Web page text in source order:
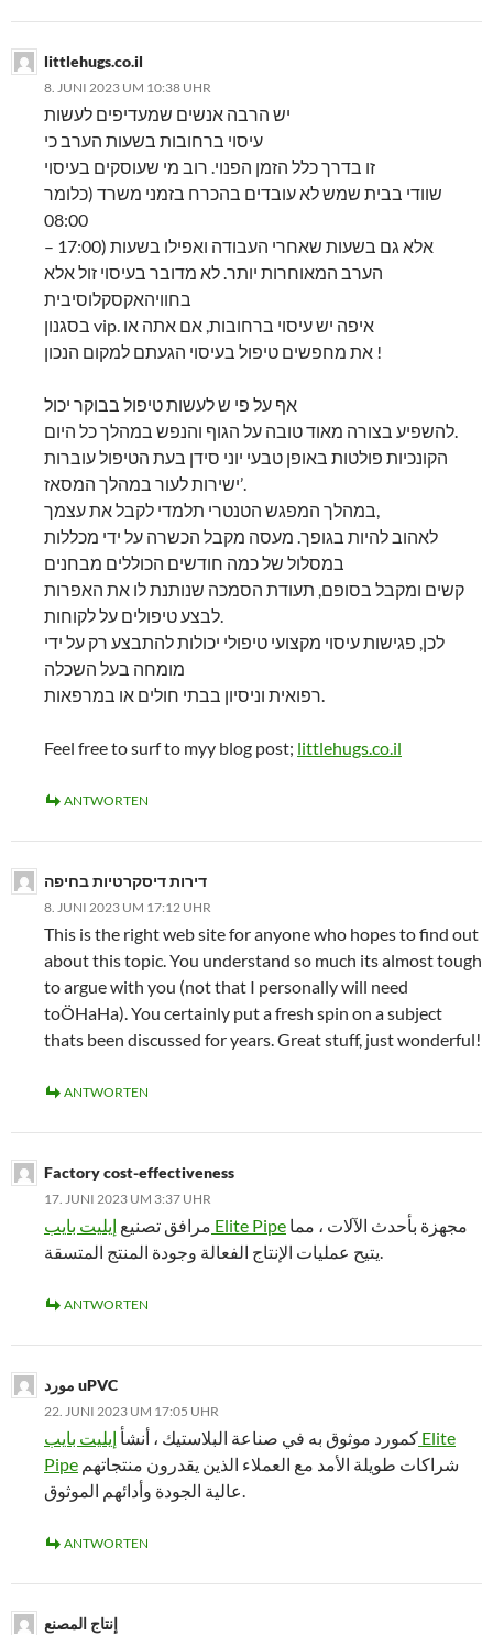
littlehugs.co.il
8. JUNI 2023 UM 10:38 UHR
יש הרבה אנשים שמעדיפים לעשות
עיסוי ברחובות בשעות הערב כי
זו בדרך כלל הזמן הפנוי. רוב מי שעוסקים בעיסוי
שוודי בבית שמש לא עובדים בהכרח בזמני משרד (כלומר
08:00
– 17:00) אלא גם בשעות שאחרי העבודה ואפילו בשעות
הערב המאוחרות יותר. לא מדובר בעיסוי זול אלא
בחוויהאקסקלוסיבית
בסגנון vip. איפה יש עיסוי ברחובות, אם אתה או
את מחפשים טיפול בעיסוי הגעתם למקום הנכון !
אף על פי ש לעשות טיפול בבוקר יכול
להשפיע בצורה מאוד טובה על הגוף והנפש במהלך כל היום.
הקונכיות פולטות באופן טבעי יוני סידן בעת הטיפול עוברות
ישירות לעור במהלך המסאז’.
במהלך המפגש הטנטרי תלמדי לקבל את עצמך,
לאהוב להיות בגופך. מעסה מקבל הכשרה על ידי מכללות
במסלול של כמה חודשים הכוללים מבחנים
קשים ומקבל בסופם, תעודת הסמכה שנותנת לו את האפרות
לבצע טיפולים על לקוחות.
לכן, פגישות עיסוי מקצועי טיפולי יכולות להתבצע רק על ידי
מומחה בעל השכלה
רפואית וניסיון בבתי חולים או במרפאות.
Feel free to surf to myy blog post; littlehugs.co.il
ANTWORTEN
דירות דיסקרטיות בחיפה
8. JUNI 2023 UM 17:12 UHR
This is the right web site for anyone who hopes to find out
about this topic. You understand so much its almost tough
to argue with you (not that I personally will need
toÖHaHa). You certainly put a fresh spin on a subject
thats been discussed for years. Great stuff, just wonderful!
ANTWORTEN
Factory cost-effectiveness
17. JUNI 2023 UM 3:37 UHR
مرافق تصنيع إيليت بايب Elite Pipe
يتيح عمليات الإنتاج الفعالة وجودة المنتج المتسقة.
ANTWORTEN
مورد uPVC
22. JUNI 2023 UM 17:05 UHR
كمورد موثوق به في صناعة البلاستيك ، أنشأ إيليت بايب Elite
Pipe
عالية الجودة وأدائهم الموثوق.
ANTWORTEN
إنتاج المصنع